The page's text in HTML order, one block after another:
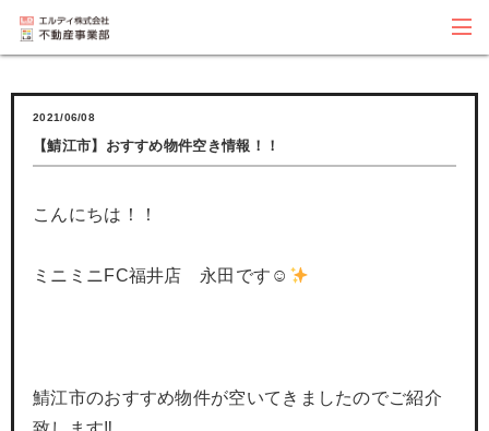
2021/06/08
【鯖江市】おすすめ物件空き情報！！
こんにちは！！
ミニミニFC福井店 永田です☺
鯖江市のおすすめ物件が空いてきましたのでご紹介